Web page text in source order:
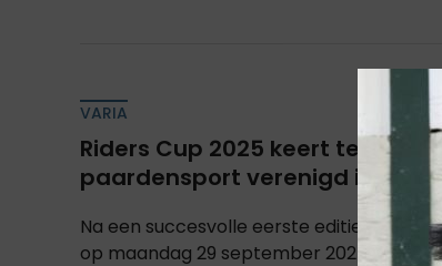
VARIA
Riders Cup 2025 keert terug:
paardensport verenigd in
Na een succesvolle eerste editie in 2024
op maandag 29 september 2025 terug.